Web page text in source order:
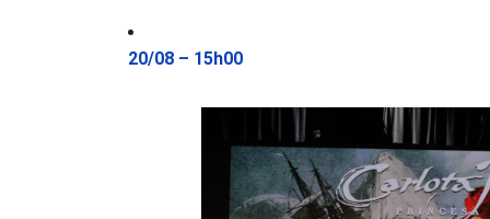
20/08 – 15h00